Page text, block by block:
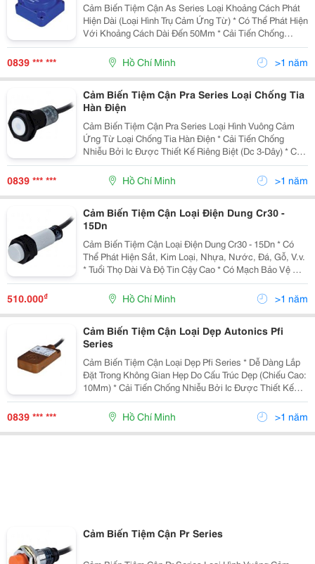
Cảm Biến Tiệm Cận As Series Loại Khoảng Cách Phát
Hiện Dài (Loại Hình Trụ Cảm Ứng Từ) * Có Thể Phát Hiện
Với Khoảng Cách Dài Đến 50Mm * Cải Tiến Chống
Nhiễu Bởi Ic Được Thiết Kế Riêng Biệt * Có Mạch Bảo
Vệ Nối Ngược Cực Nguồn, Quá Áp, Quá Dòng
0839 *** *** Hồ Chí Minh >1 năm
Cảm Biến Tiệm Cận Pra Series Loại Chống Tia
Hàn Điện
Cảm Biến Tiệm Cận Pra Series Loại Hình Vuông Cảm
Ứng Từ Loại Chống Tia Hàn Điện * Cải Tiến Chống
Nhiễu Bởi Ic Được Thiết Kế Riêng Biệt (Dc 3-Dây) * Có
Mạch Bảo Vệ Nối Ngược Cực Nguồn (Dc 3-Dây) * Có
Mạch Bảo Vệ Quá Áp (Dc/Ac) * Có Mạch Bảo Vệ Q
0839 *** *** Hồ Chí Minh >1 năm
Cảm Biến Tiệm Cận Loại Điện Dung Cr30 -
15Dn
Cảm Biến Tiệm Cận Loại Điện Dung Cr30 - 15Dn * Có
Thể Phát Hiện Sắt, Kim Loại, Nhựa, Nước, Đá, Gỗ, V.v.
* Tuổi Thọ Dài Và Độ Tin Cậy Cao * Có Mạch Bảo Vệ Nối
Ngược Cực Nguồn, Quá Áp * Dễ Dàng Điều Chỉnh
Khoảng Cách Phát Hiện Với Biến Trở Điều C
510.000₫ Hồ Chí Minh >1 năm
Cảm Biến Tiệm Cận Loại Dẹp Autonics Pfi
Series
Cảm Biến Tiệm Cận Loại Dẹp Pfi Series * Dễ Dàng Lắp
Đặt Trong Không Gian Hẹp Do Cấu Trúc Dẹp (Chiếu Cao:
10Mm) * Cải Tiến Chống Nhiễu Bởi Ic Được Thiết Kế
Riêng Biệt (Dc) * Có Mạch Bảo Vệ Nối Ngược Cực
Nguồn, Bảo Vệ Quá Áp, Mạch Bảo Vệ Quá Dòng
0839 *** *** Hồ Chí Minh >1 năm
Cảm Biến Tiệm Cận Pr Series